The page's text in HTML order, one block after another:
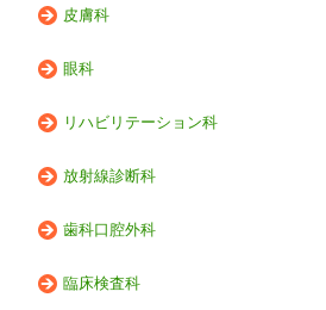
皮膚科
眼科
リハビリテーション科
放射線診断科
歯科口腔外科
臨床検査科